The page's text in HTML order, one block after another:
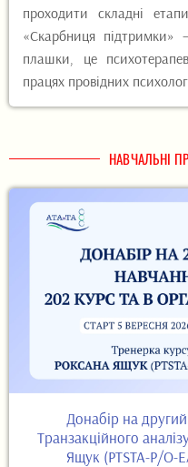
проходити складні
«Скарбниця підтримки»
плашки, це
працях провідних
НАВЧАЛЬНІ
Донабір на
Транзакційного
Ящук (PTSTA-P/O-